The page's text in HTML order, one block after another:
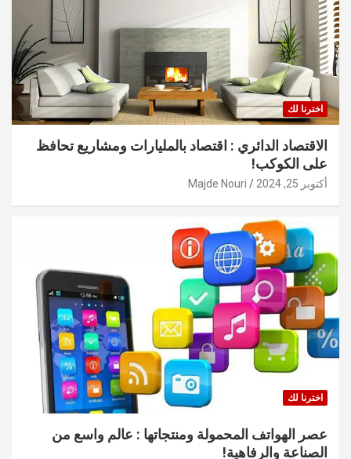
اخترنا لك
الاقتصاد الدائري : اقتصاد بالمليارات ومشاريع تحافظ
على الكوكب!
أكتوبر 25, 2024 Majde Nouri
اخترنا لك
عصر الهواتف المحمولة ومنتجاتها : عالم واسع من
الصناعة والرفاهية!